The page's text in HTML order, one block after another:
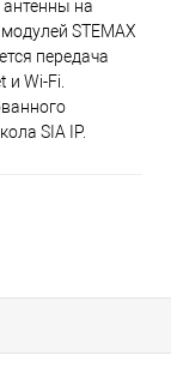
на
STEMAX
передача
и Wi-Fi.
SIA IP.